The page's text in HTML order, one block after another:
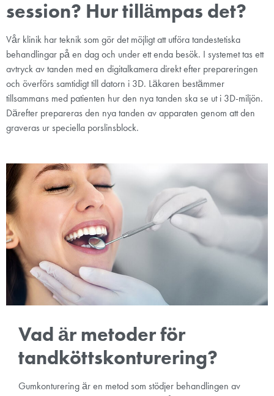
session? Hur tillämpas det?
Vår klinik har teknik som gör det möjligt att utföra tandestetiska
behandlingar på en dag och under ett enda besök. I systemet tas ett
avtryck av tanden med en digitalkamera direkt efter prepareringen
och överförs samtidigt till datorn i 3D. Läkaren bestämmer
tillsammans med patienten hur den nya tanden ska se ut i 3D-miljön.
Därefter prepareras den nya tanden av apparaten genom att den
graveras ur speciella porslinsblock.
Vad är metoder för
tandköttskonturering?
Gumkonturering är en metod som stödjer behandlingen av